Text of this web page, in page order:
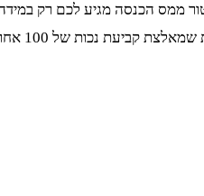
ממס הכנסה מגיע לכם רק
קשות, פרקינסון ועוד. כדי לברר מידע נוסף על